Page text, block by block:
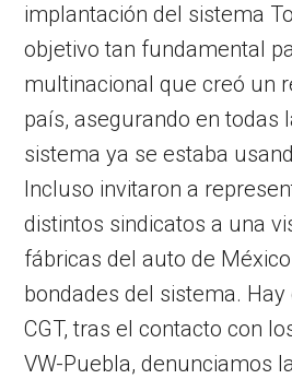
implantación del sistema
objetivo tan fundamental
multinacional que creó un
país, asegurando en todas
sistema ya se estaba
Incluso invitaron a
distintos sindicatos a una
fábricas del auto de
bondades del sistema.
CGT, tras el contacto con
VW-Puebla, denunciamos